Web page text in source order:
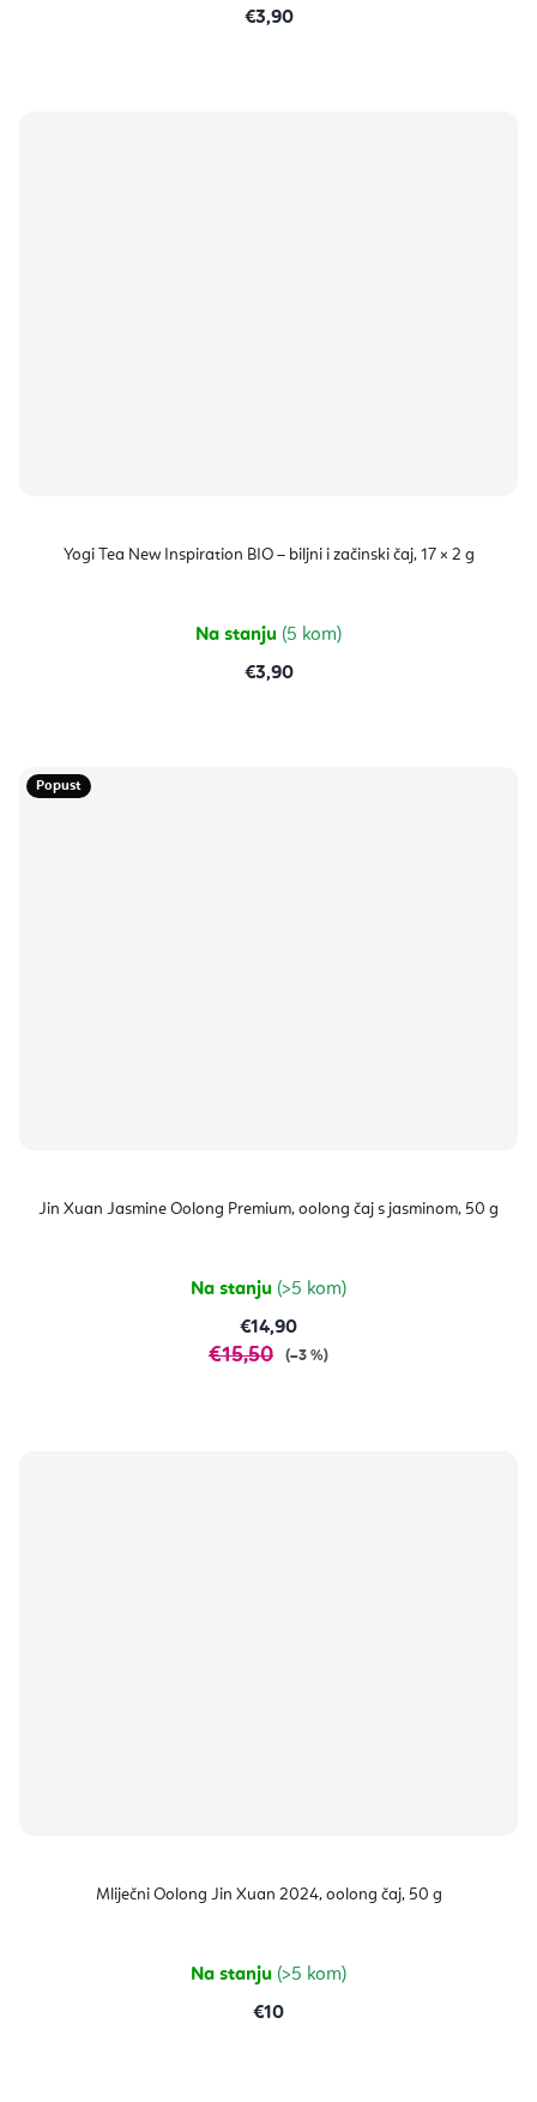
€3,90
Yogi Tea New Inspiration BIO – biljni i začinski čaj, 17 × 2 g
Na stanju (5 kom)
€3,90
Popust
Jin Xuan Jasmine Oolong Premium, oolong čaj s jasminom, 50 g
Na stanju (>5 kom)
€14,90
€15,50 (–3 %)
Mliječni Oolong Jin Xuan 2024, oolong čaj, 50 g
Na stanju (>5 kom)
€10